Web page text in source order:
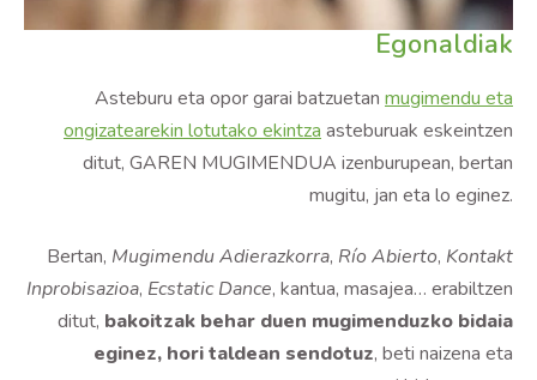
Egonaldiak
Asteburu eta opor garai batzuetan mugimendu eta
ongizatearekin lotutako ekintza asteburuak eskeintzen
ditut, GAREN MUGIMENDUA izenburupean, bertan
mugitu, jan eta lo eginez.
Bertan, Mugimendu Adierazkorra, Río Abierto, Kontakt
Inprobisazioa, Ecstatic Dance, kantua, masajea… erabiltzen
ditut, bakoitzak behar duen mugimenduzko bidaia
eginez, hori taldean sendotuz, beti naizena eta